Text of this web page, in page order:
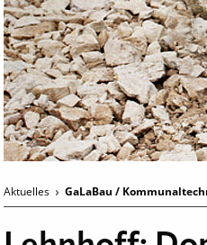
Aktuelles GaLaBau /